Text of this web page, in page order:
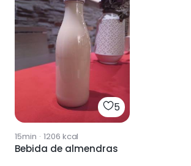
5
15min · 1206 kcal
Bebida de almendras